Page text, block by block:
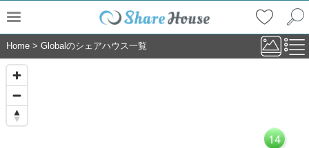
Home > Globalのシェアハウス一覧
14